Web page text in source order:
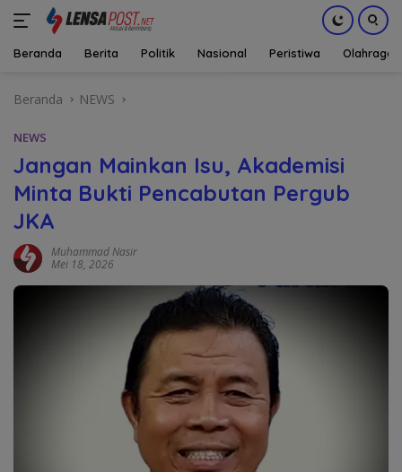
Beranda Berita Politik Nasional Peristiwa Olahraga
Beranda NEWS
NEWS
Jangan Mainkan Isu, Akademisi
Minta Bukti Pencabutan Pergub
JKA
Muhammad Nasir
Mei 18, 2026